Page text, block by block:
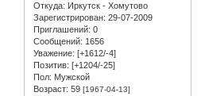
Откуда: Иркутск - Хомутово
Зарегистрирован: 29-07-2009
Приглашений: 0
Сообщений: 1656
Уважение: [+1612/-4]
Позитив: [+1204/-25]
Пол: Мужской
Возраст: 59 [1967-04-13]